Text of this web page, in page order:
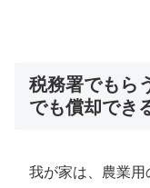
税務署でもら
でも償却でき
我が家は、農業用